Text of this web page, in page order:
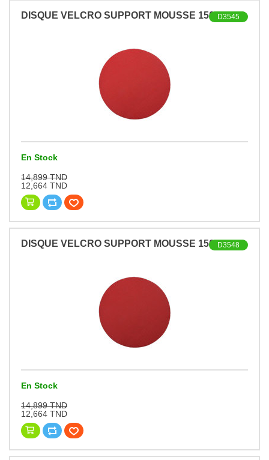
DISQUE VELCRO SUPPORT MOUSSE 150 A2000
D3545
En Stock
14,899 TND
12,664 TND
DISQUE VELCRO SUPPORT MOUSSE 150 A5000
D3548
En Stock
14,899 TND
12,664 TND